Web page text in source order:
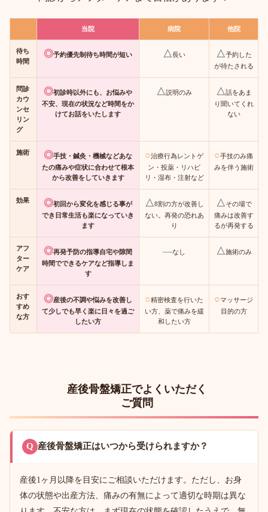
当院 病院 他院
待ち
時間
◎予約優先制待ち時間が短い △長い △予約した
が待たされる
問診
カウ
ンセ
リン
グ
◎初診時以外にも、お悩みや
不安、現在の状況など時間をか
けてお話をいたします
△説明のみ △話をあま
り聞いてくれ
ない
施術 ◎手技・鍼灸・機械などあな
たの痛みや症状に合わせて根本
から改善をしていきます
○治療行為レントゲ
ン・投薬・リハビ
リ・湿布・注射など
○手技のみ痛
みを伴う施術
効果 ◎初回から変化を感じる事が
でき日常生活も楽になっていき
ます
△8割の方が改善し
ない。再発の恐れあ
り
△ その場で
痛みは改善す
るが再発する
アフ
ター
ケア
◎再発予防の指導自宅や隙間
時間でできるケアなど指導しま
す
—なし △施術のみ
おす
すめ
な方
◎産後の不調や悩みを改善し
て少しでも早く楽に日々を過ご
したい方
○精密検査を行いた
い方、薬で痛みを緩
和したい方
○マッサージ
目的の方
産後骨盤矯正でよくいただく
ご質問
Q 産後骨盤矯正はいつから受けられますか？
産後1ヶ月以降を目安にご相談いただけます。ただし、お身
体の状態や出産方法、痛みの有無によって適切な時期は異な